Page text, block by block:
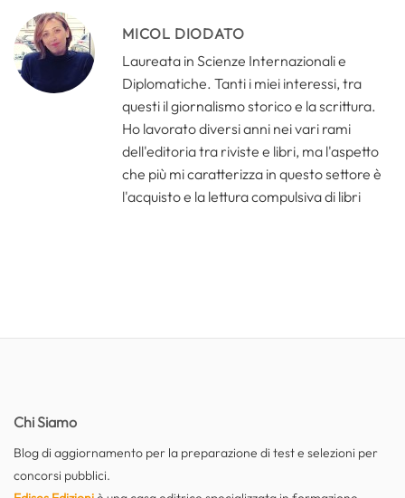
MICOL DIODATO
Laureata in Scienze Internazionali e
Diplomatiche. Tanti i miei interessi, tra
questi il giornalismo storico e la scrittura.
Ho lavorato diversi anni nei vari rami
dell'editoria tra riviste e libri, ma l'aspetto
che più mi caratterizza in questo settore è
l'acquisto e la lettura compulsiva di libri
Chi Siamo
Blog di aggiornamento per la preparazione di test e selezioni per
concorsi pubblici.